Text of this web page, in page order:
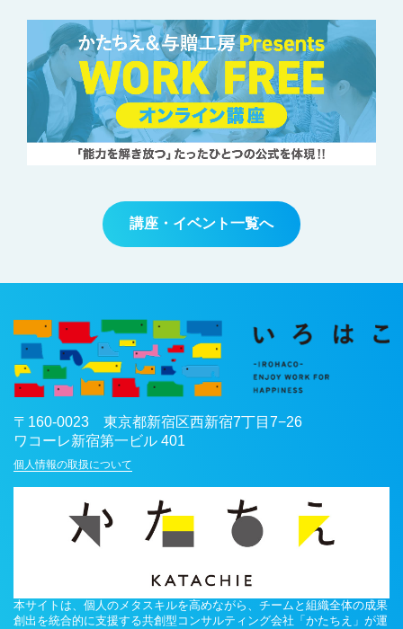
講座・イベント一覧へ
〒 160-0023 東京都新宿区西新宿7丁目7−26
ワコーレ新宿第一ビル 401
個人情報の取扱について
本サイトは、個人のメタスキルを高めながら、チームと組織全体の成果
創出を統合的に支援する共創型コンサルティング会社「かたちえ」が運